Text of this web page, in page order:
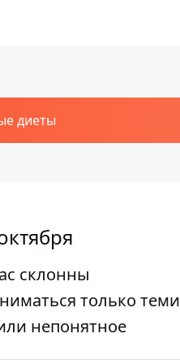
диеты
склонны
только теми
непонятное